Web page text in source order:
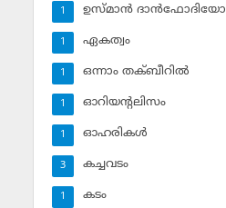
ഉസ്മാന്‍ ദാന്‍ഫോദിയോ
1
ഏകത്വം
1
ഒന്നാം തക്ബീറില്‍
1
ഓറിയന്റലിസം
1
ഓഹരികള്‍
1
കച്ചവടം
3
കടം
1